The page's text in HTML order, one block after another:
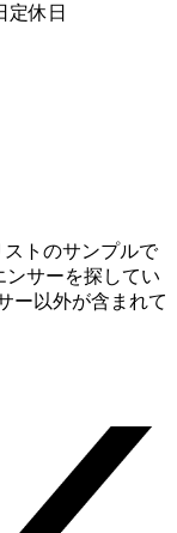
定休日
トのサンプルで
ンサーを探してい
ー以外が含まれて